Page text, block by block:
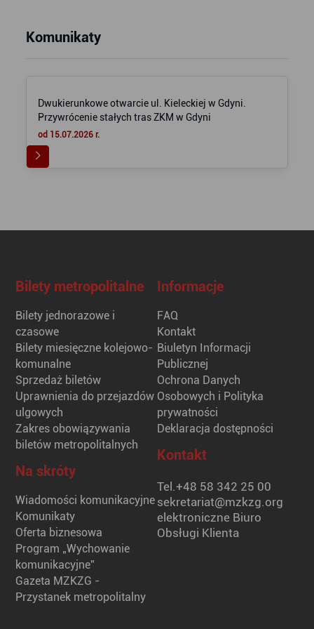
Komunikaty
Dwukierunkowe otwarcie ul. Kieleckiej w Gdyni.
Przywrócenie stałych tras ZKM w Gdyni
od 15.07.2026 r.
Bilety metropolitalne
Bilety jednorazowe i
czasowe
Bilety miesięczne kolejowo-
komunalne
Sprzedaż biletów
Uprawnienia do przejazdów
ulgowych
Zakres obowiązywania
biletów metropolitalnych
Na skróty
Wiadomości komunikacyjne
Komunikaty
Oferta biznesowa
Program „Wychowanie
komunikacyjne”
Gazeta MZKZG -
Przystanek metropolitalny
Informacje
FAQ
Kontakt
Biuletyn Informacji
Publicznej
Ochrona Danych
Osobowych i Polityka
prywatności
Deklaracja dostępności
Kontakt
Tel.+48 58 342 25 00
sekretariat@mzkzg.org
elektroniczne Biuro
Obsługi Klienta